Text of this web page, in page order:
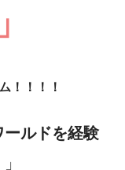
！！！！
ルドを経験
」